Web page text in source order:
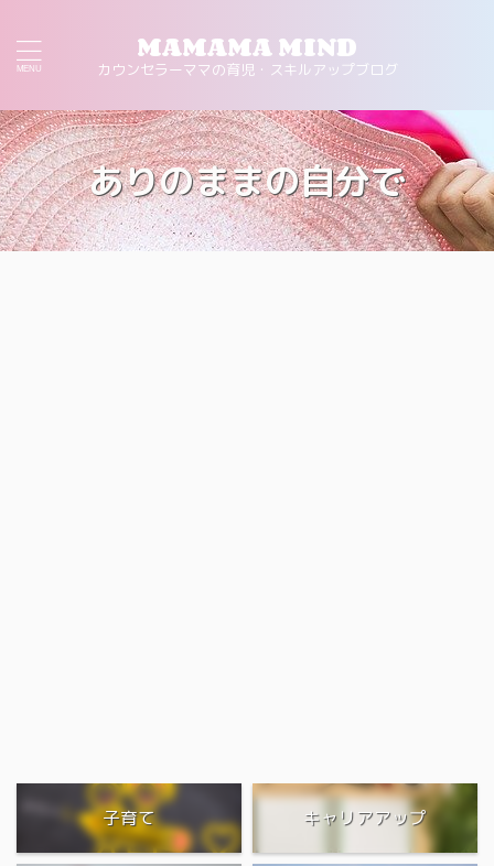
MAMAMA MIND
カウンセラーママの育児・スキルアップブログ
ありのままの自分で
子育て キャリアアップ